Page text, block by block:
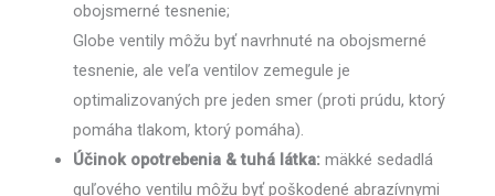
obojsmerné tesnenie;
Globe ventily môžu byť navrhnuté na obojsmerné
tesnenie, ale veľa ventilov zemegule je
optimalizovaných pre jeden smer (proti prúdu, ktorý
pomáha tlakom, ktorý pomáha).
Účinok opotrebenia & tuhá látka: mäkké sedadlá
guľového ventilu môžu byť poškodené abrazívnymi